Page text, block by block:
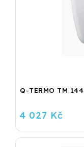
Q-TERMO TM 144
4 027 Kč